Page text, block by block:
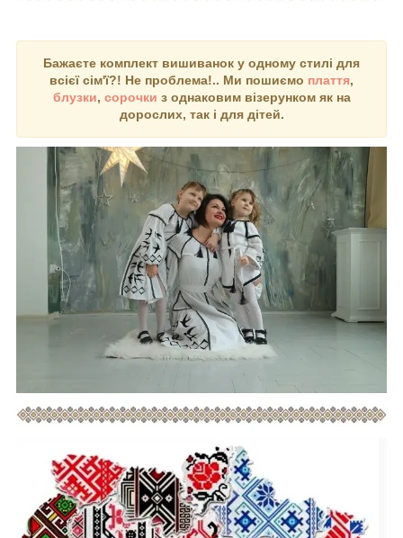
Бажаєте комплект вишиванок у одному стилі для
всієї сім'ї?! Не проблема!.. Ми пошиємо плаття,
блузки, сорочки з однаковим візерунком як на
дорослих, так і для дітей.